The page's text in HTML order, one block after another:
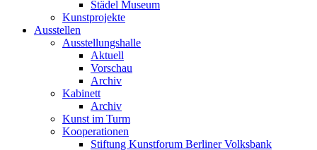
Städel Museum
Kunstprojekte
Ausstellen
Ausstellungshalle
Aktuell
Vorschau
Archiv
Kabinett
Archiv
Kunst im Turm
Kooperationen
Stiftung Kunstforum Berliner Volksbank